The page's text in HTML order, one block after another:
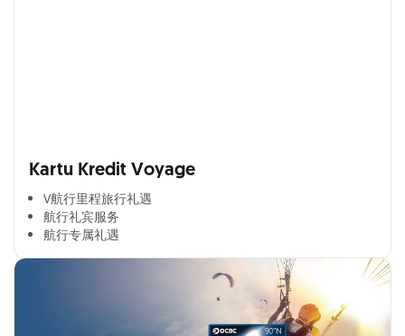
Kartu Kredit Voyage
V航行里程旅行礼遇
航行礼宾服务
航行专属礼遇